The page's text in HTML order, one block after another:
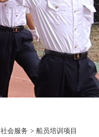
社会服务 > 船员培训项目